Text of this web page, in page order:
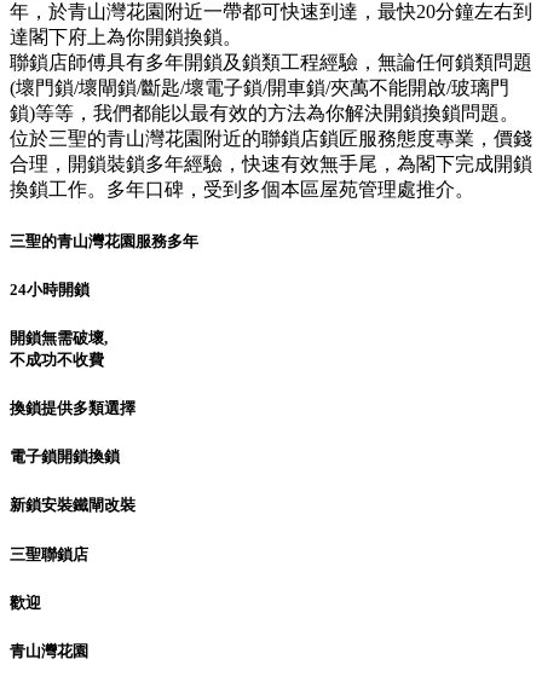
年，於青山灣花園附近一帶都可快速到達，最快20分鐘左右到
達閣下府上為你開鎖換鎖。
聯鎖店師傅具有多年開鎖及鎖類工程經驗，無論任何鎖類問題
(壞門鎖/壞閘鎖/斷匙/壞電子鎖/開車鎖/夾萬不能開啟/玻璃門
鎖)等等，我們都能以最有效的方法為你解決開鎖換鎖問題。
位於三聖的青山灣花園附近的聯鎖店鎖匠服務態度專業，價錢
合理，開鎖裝鎖多年經驗，快速有效無手尾，為閣下完成開鎖
換鎖工作。多年口碑，受到多個本區屋苑管理處推介。
三聖的青山灣花園服務多年
24小時開鎖
開鎖無需破壞,
不成功不收費
換鎖提供多類選擇
電子鎖開鎖換鎖
新鎖安裝鐵閘改裝
三聖聯鎖店
歡迎
青山灣花園